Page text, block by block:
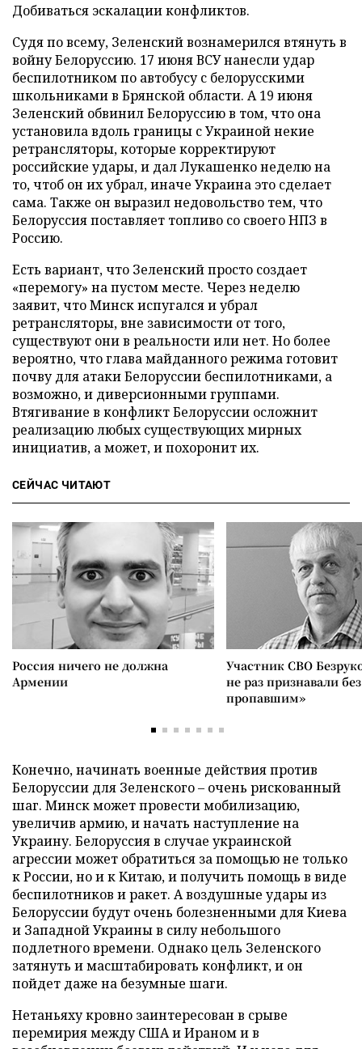
Добиваться эскалации конфликтов.
Судя по всему, Зеленский вознамерился втянуть в
войну Белоруссию. 17 июня ВСУ нанесли удар
беспилотником по автобусу с белорусскими
школьниками в Брянской области. А 19 июня
Зеленский обвинил Белоруссию в том, что она
установила вдоль границы с Украиной некие
ретрансляторы, которые корректируют
российские удары, и дал Лукашенко неделю на
то, чтоб он их убрал, иначе Украина это сделает
сама. Также он выразил недовольство тем, что
Белоруссия поставляет топливо со своего НПЗ в
Россию.
Есть вариант, что Зеленский просто создает
«перемогу» на пустом месте. Через неделю
заявит, что Минск испугался и убрал
ретрансляторы, вне зависимости от того,
существуют они в реальности или нет. Но более
вероятно, что глава майданного режима готовит
почву для атаки Белоруссии беспилотниками, а
возможно, и диверсионными группами.
Втягивание в конфликт Белоруссии осложнит
реализацию любых существующих мирных
инициатив, а может, и похоронит их.
СЕЙЧАС ЧИТАЮТ
Россия ничего не должна
Армении
Участник СВО
не раз признавали
пропавшим»
Конечно, начинать военные действия против
Белоруссии для Зеленского – очень рискованный
шаг. Минск может провести мобилизацию,
увеличив армию, и начать наступление на
Украину. Белоруссия в случае украинской
агрессии может обратиться за помощью не только
к России, но и к Китаю, и получить помощь в виде
беспилотников и ракет. А воздушные удары из
Белоруссии будут очень болезненными для Киева
и Западной Украины в силу небольшого
подлетного времени. Однако цель Зеленского
затянуть и масштабировать конфликт, и он
пойдет даже на безумные шаги.
Нетаньяху кровно заинтересован в срыве
перемирия между США и Ираном и в